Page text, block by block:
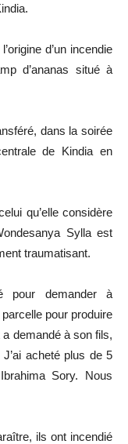
d’un incendie
d’ananas situé à
dans la soirée
de Kindia en
qu’elle considère
Sylla est
traumatisant.
pour demander à
pour produire
demandé à son fils,
acheté plus de 5
Sory. Nous
ils ont incendié